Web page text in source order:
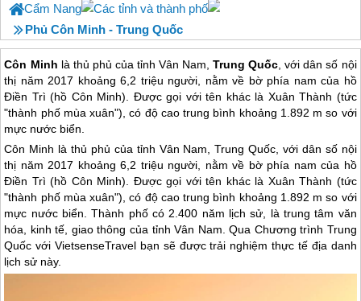
Cẩm Nang
Các tỉnh và thành phố
Phủ Côn Minh - Trung Quốc
Côn Minh là thủ phủ của tỉnh Vân Nam,Trung Quốc, với dân số nội
thị năm 2017 khoảng 6,2 triệu người, nằm về bờ phía nam của hồ
Điền Trì (hồ Côn Minh). Được gọi với tên khác là Xuân Thành (tức
"thành phố mùa xuân"), có độ cao trung bình khoảng 1.892 m so với
mực nước biển.
Côn Minh là thủ phủ của tỉnh Vân Nam,Trung Quốc, với dân số nội
thị năm 2017 khoảng 6,2 triệu người, nằm về bờ phía nam của hồ
Điền Trì (hồ Côn Minh). Được gọi với tên khác là Xuân Thành (tức
"thành phố mùa xuân"), có độ cao trung bình khoảng 1.892 m so với
mực nước biển. Thành phố có 2.400 năm lịch sử, là trung tâm văn
hóa, kinh tế, giao thông của tỉnh Vân Nam. Qua Chương trình Trung
Quốc với VietsenseTravel bạn sẽ được trải nghiệm thực tế địa danh
lịch sử này.